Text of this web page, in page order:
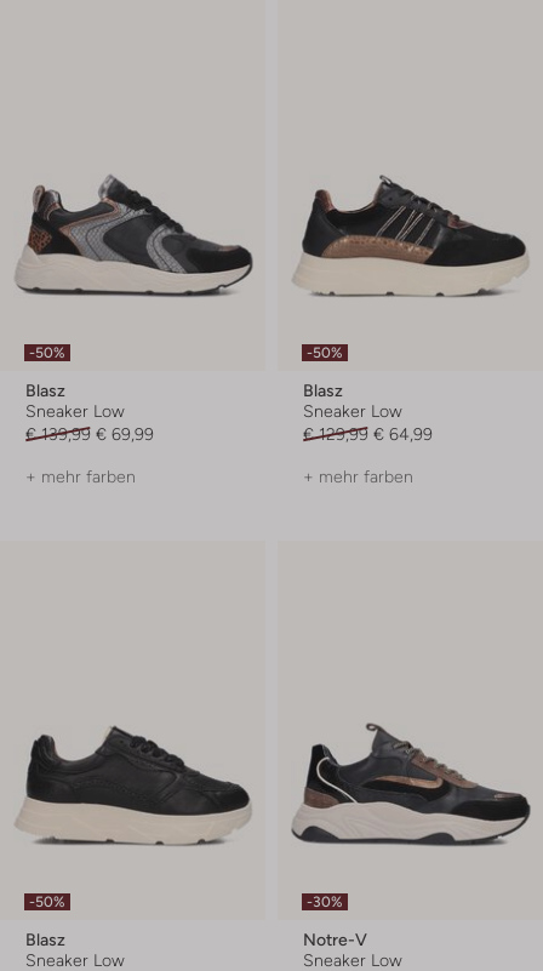
-50%
Blasz
Sneaker Low
€ 139,99 € 69,99
+ mehr farben
-50%
Blasz
Sneaker Low
€ 129,99 € 64,99
+ mehr farben
-50%
Blasz
Sneaker Low
-30%
Notre-V
Sneaker Low